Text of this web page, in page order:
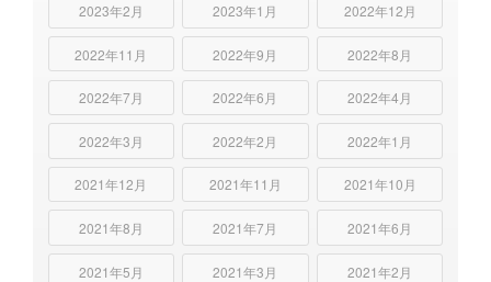
2023年2月 2023年1月 2022年12月
2022年11月 2022年9月 2022年8月
2022年7月 2022年6月 2022年4月
2022年3月 2022年2月 2022年1月
2021年12月 2021年11月 2021年10月
2021年8月 2021年7月 2021年6月
2021年5月 2021年3月 2021年2月